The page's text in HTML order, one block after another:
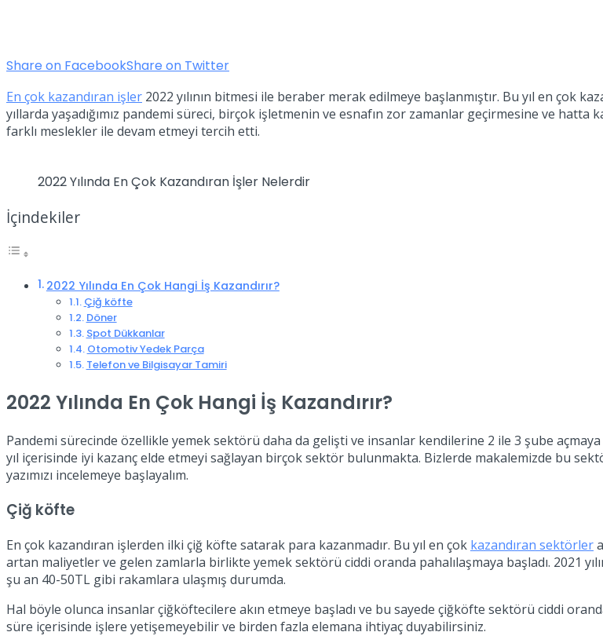
Share on FacebookShare on Twitter
En çok kazandıran işler 2022 yılının bitmesi ile beraber merak edilmeye başlanmıştır. Bu yıl en çok
yıllarda yaşadığımız pandemi süreci, birçok işletmenin ve esnafın zor zamanlar geçirmesine ve
farklı meslekler ile devam etmeyi tercih etti.
2022 Yılında En Çok Kazandıran İşler Nelerdir
İçindekiler
2022 Yılında En Çok Hangi İş Kazandırır?
Çiğ köfte
Döner
Spot Dükkanlar
Otomotiv Yedek Parça
Telefon ve Bilgisayar Tamiri
2022 Yılında En Çok Hangi İş Kazandırır?
Pandemi sürecinde özellikle yemek sektörü daha da gelişti ve insanlar kendilerine 2 ile 3 şube
yıl içerisinde iyi kazanç elde etmeyi sağlayan birçok sektör bulunmakta. Bizlerde makalemizde bu
yazımızı incelemeye başlayalım.
Çiğ köfte
En çok kazandıran işlerden ilki çiğ köfte satarak para kazanmadır. Bu yıl en çok kazandıran sektörler
artan maliyetler ve gelen zamlarla birlikte yemek sektörü ciddi oranda pahalılaşmaya başladı. 2021
şu an 40-50TL gibi rakamlara ulaşmış durumda.
Hal böyle olunca insanlar çiğköftecilere akın etmeye başladı ve bu sayede çiğköfte sektörü ciddi
süre içerisinde işlere yetişemeyebilir ve birden fazla elemana ihtiyaç duyabilirsiniz.